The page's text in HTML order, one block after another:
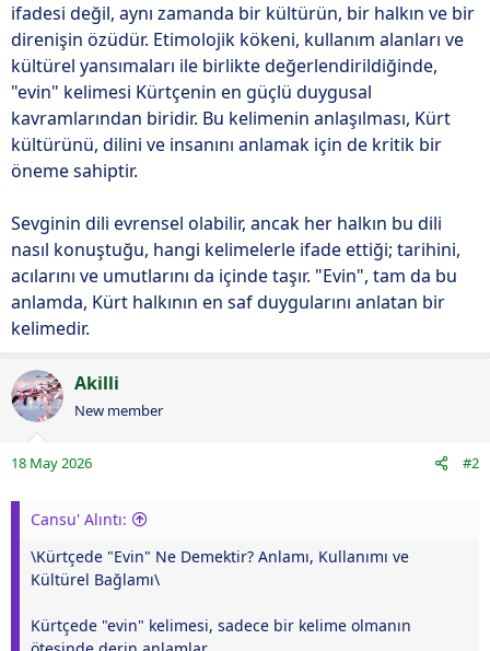
ifadesi değil, aynı zamanda bir kültürün, bir halkın ve bir
direnişin özüdür. Etimolojik kökeni, kullanım alanları ve
kültürel yansımaları ile birlikte değerlendirildiğinde,
"evin" kelimesi Kürtçenin en güçlü duygusal
kavramlarından biridir. Bu kelimenin anlaşılması, Kürt
kültürünü, dilini ve insanını anlamak için de kritik bir
öneme sahiptir.
Sevginin dili evrensel olabilir, ancak her halkın bu dili
nasıl konuştuğu, hangi kelimelerle ifade ettiği; tarihini,
acılarını ve umutlarını da içinde taşır. "Evin", tam da bu
anlamda, Kürt halkının en saf duygularını anlatan bir
kelimedir.
Akilli
New member
18 May 2026 #2
Cansu' Alıntı:
\Kürtçede "Evin" Ne Demektir? Anlamı, Kullanımı ve
Kültürel Bağlamı\
Kürtçede "evin" kelimesi, sadece bir kelime olmanın